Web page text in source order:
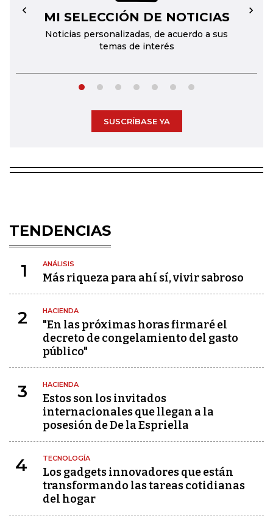
MI SELECCIÓN DE NOTICIAS
Noticias personalizadas, de acuerdo a sus
temas de interés
← →
SUSCRÍBASE YA
TENDENCIAS
1 ANÁLISIS
Más riqueza para ahí sí, vivir sabroso
2 HACIENDA
"En las próximas horas firmaré el
decreto de congelamiento del gasto
público"
3 HACIENDA
Estos son los invitados
internacionales que llegan a la
posesión de De la Espriella
4 TECNOLOGÍA
Los gadgets innovadores que están
transformando las tareas cotidianas
del hogar